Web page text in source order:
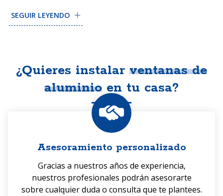
El producto estrella de
ventanas de aluminio con rotura de puente térmico
tradicionales. Con la rotura de puente térmico se evita
que la parte exterior de la ventana y la interior de la
misma conecten entre sí para evitar que la
temperatura exterior penetre en el interior de la
SEGUIR LEYENDO
¿Quieres instalar ventanas de
aluminio en tu casa?
Asesoramiento personalizado
Gracias a nuestros años de experiencia,
nuestros profesionales podrán asesorarte
sobre cualquier duda o consulta que te plantees.